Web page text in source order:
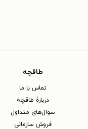
طاقچه
تماس با ما
دربارهٔ طاقچه
سوال‌های متداول
فروش سازمانی